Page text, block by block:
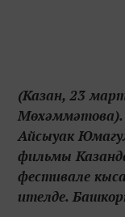
(Казан, 23
Айсыуак
фильмы
фестивале
ителде.